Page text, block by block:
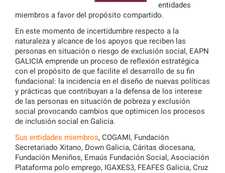
entidades
miembros a favor del propósito compartido.
En este momento de incertidumbre respecto a la
naturaleza y alcance de los apoyos que reciben las
personas en situación o riesgo de exclusión social, EAPN
GALICIA emprende un proceso de reflexión estratégica
con el propósito de que facilite el desarrollo de su fin
fundacional: la incidencia en el diseño de nuevas políticas
y prácticas que contribuyan a la defensa de los interese
de las personas en situación de pobreza y exclusión
social provocando cambios que optimicen los procesos
de inclusión social en Galicia.
Sus entidades miembros, COGAMI, Fundación
Secretariado Xitano, Down Galicia, Cáritas diocesana,
Fundación Meniños, Emaús Fundación Social, Asociación
Plataforma polo emprego, IGAXES3, FEAFES Galicia, Cruz